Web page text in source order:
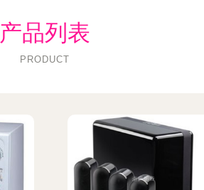
产品列表
PRODUCT